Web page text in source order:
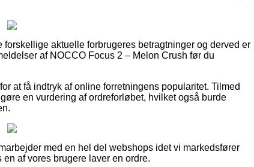
aktuelle forbrugeres betragtninger og derved er
af NOCCO Focus 2 – Melon Crush før du
at få indtryk af online forretningens popularitet. Tilmed
en vurdering af ordreforløbet, hvilket også burde
med en hel del webshops idet vi markedsfører
af vores brugere laver en ordre.